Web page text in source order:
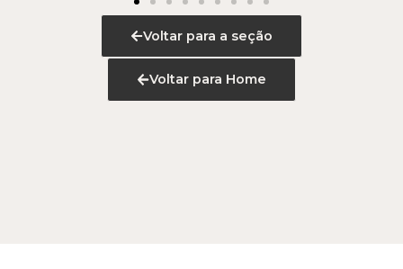
Voltar para a seção
Voltar para Home